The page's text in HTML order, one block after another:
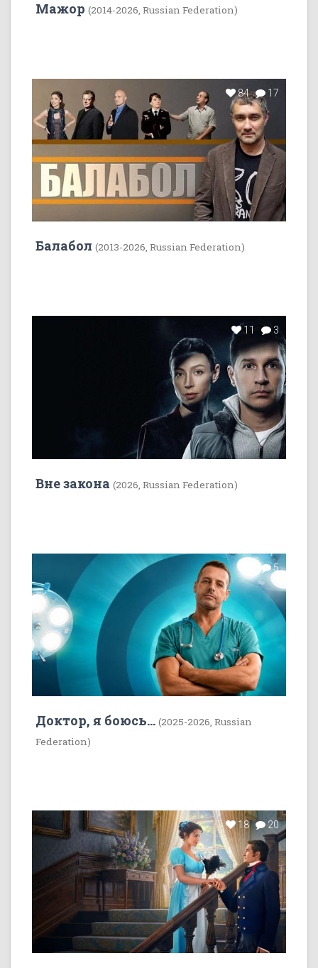
Мажор (2014-2026, Russian Federation)
84 17
Балабол (2013-2026, Russian Federation)
11 3
Вне закона (2026, Russian Federation)
7 5
Доктор, я боюсь... (2025-2026, Russian
Federation)
18 20